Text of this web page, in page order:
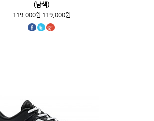
(남색)
119,000원119,000원